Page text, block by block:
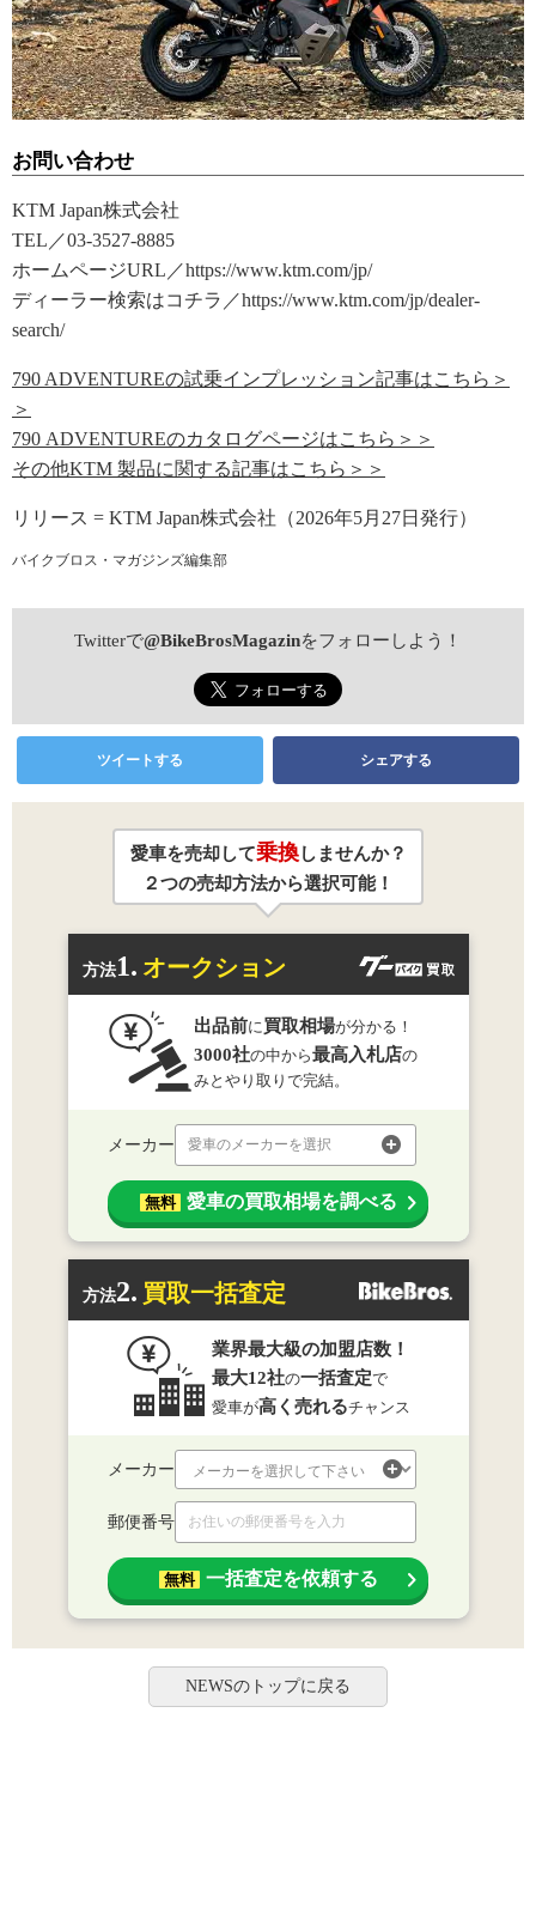
お問い合わせ
KTM Japan株式会社
TEL／03-3527-8885
ホームページURL／https://www.ktm.com/jp/
ディーラー検索はコチラ／https://www.ktm.com/jp/dealer-
search/
790 ADVENTUREの試乗インプレッション記事はこちら＞
＞
790 ADVENTUREのカタログページはこちら＞＞
その他KTM 製品に関する記事はこちら＞＞
リリース = KTM Japan株式会社（2026年5月27日発行）
バイクブロス・マガジンズ編集部
Twitterで@BikeBrosMagazinをフォローしよう！
ツイートする シェアする
愛車を売却して乗換しませんか？
２つの売却方法から選択可能！
方法1. オークション
出品前に買取相場が分かる！
3000社の中から最高入札店の
みとやり取りで完結。
メーカー 愛車のメーカーを選択
無料 愛車の買取相場を調べる
方法2. 買取一括査定
業界最大級の加盟店数！
最大12社の一括査定で
愛車が高く売れるチャンス
メーカー
郵便番号
無料 一括査定を依頼する
NEWSのトップに戻る